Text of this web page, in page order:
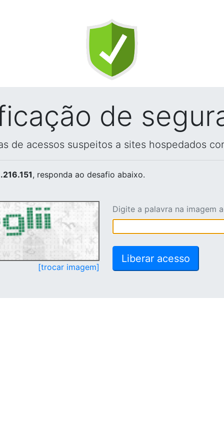
de
de acessos suspeitos a sites hospedados
, responda ao desafio abaixo.
[trocar imagem]
Digite a palavra na imagem